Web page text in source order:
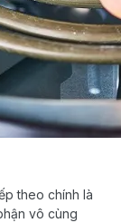
theo chính là
vô cùng